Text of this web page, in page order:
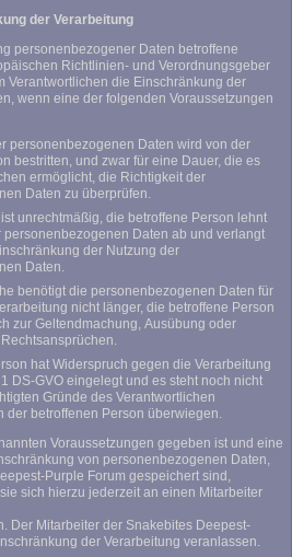
der Verarbeitung
personenbezogener Daten betroffene
Richtlinien- und Verordnungsgeber
Verantwortlichen die Einschränkung der
wenn eine der folgenden Voraussetzungen
personenbezogenen Daten wird von der
bestritten, und zwar für eine Dauer, die es
ermöglicht, die Richtigkeit der
Daten zu überprüfen.
unrechtmäßig, die betroffene Person lehnt
Daten ab und verlangt
der Nutzung der
Daten.
benötigt die personenbezogenen Daten für
nicht länger, die betroffene Person
zur Geltendmachung, Ausübung oder
hat Widerspruch gegen die Verarbeitung
DS-GVO eingelegt und es steht noch nicht
Gründe des Verantwortlichen
der betroffenen Person überwiegen.
Voraussetzungen gegeben ist und eine
von personenbezogenen Daten,
Purple Forum gespeichert sind,
sich hierzu jederzeit an einen Mitarbeiter
Der Mitarbeiter der Snakebites Deepest-
der Verarbeitung veranlassen.